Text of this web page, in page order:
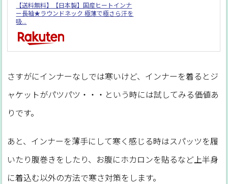
【送料無料】【日本製】国産ヒートインナ
ー長袖★ラウンドネック 極薄で極さら汗を
吸...
さすがにインナーなしでは寒いけど、インナーを着るとジ
ャケットがパツパツ・・・という時には試してみる価値あ
りです。
あと、インナーを薄手にして寒く感じる時はスパッツを履
いたり腹巻きをしたり、お腹にホカロンを貼るなど上半身
に着込む以外の方法で寒さ対策をします。